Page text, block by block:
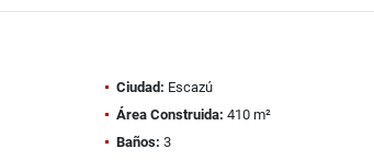
Ciudad: Escazú
Área Construida: 410 m²
Baños: 3